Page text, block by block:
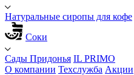
Натуральные сиропы для кофе
Соки
Сады Придонья IL PRIMO
О компании Техслужба Акции